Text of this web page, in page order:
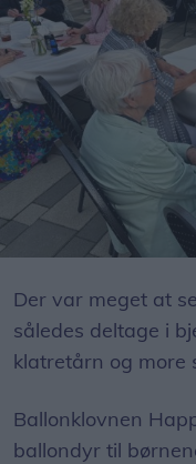
Der var meget at
således deltage i
klatretårn og more
Ballonklovnen
ballondyr til